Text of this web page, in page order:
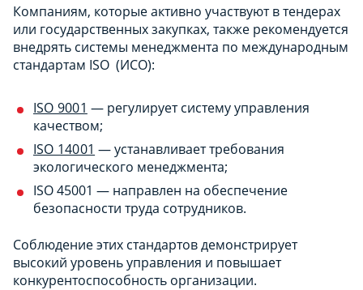
Компаниям, которые активно участвуют в тендерах
или государственных закупках, также рекомендуется
внедрять системы менеджмента по международным
стандартам ISO (ИСО):
ISO 9001 — регулирует систему управления
качеством;
ISO 14001 — устанавливает требования
экологического менеджмента;
ISO 45001 — направлен на обеспечение
безопасности труда сотрудников.
Соблюдение этих стандартов демонстрирует
высокий уровень управления и повышает
конкурентоспособность организации.